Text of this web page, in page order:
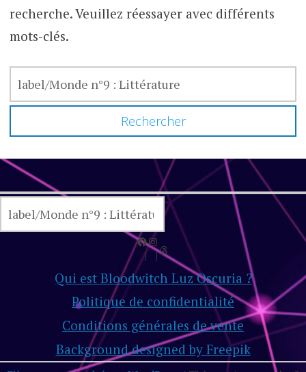
recherche. Veuillez réessayer avec différents
mots-clés.
RECHERCHER
Facebook
Instagram
Threads
Qui est Bloodwitch Luz Oscuria ?
Politique de confidentialité
Conditions générales de vente
Background designed by Freepik